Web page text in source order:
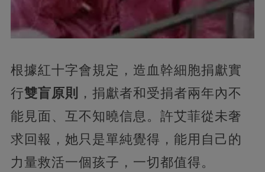
根據紅十字會規定，造血幹細胞捐獻實
行雙盲原則
，捐獻者和受捐者兩年內不
能見面、互不知曉信息。許艾菲從未奢
求回報，她只是單純覺得，能用自己的
力量救活一個孩子，一切都值得。